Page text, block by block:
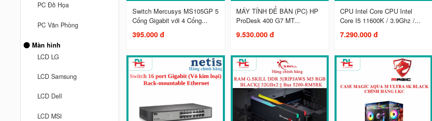
PC Đồ Họa
PC Văn Phòng
Màn hình
LCD LG
LCD Samsung
LCD Dell
LCD MSI
Switch Mercusys MS105GP 5
Cổng Gigabit với 4 Cổng...
395.000 đ
MÁY TÍNH ĐỂ BÀN (PC) HP
ProDesk 400 G7 MT...
9.530.000 đ
CPU Intel Core CPU Intel
Core I5 11600K / 3.9Ghz /...
7.290.000 đ